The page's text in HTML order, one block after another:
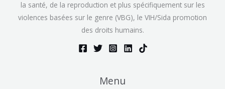
la santé, de la reproduction et plus spécifiquement sur les
violences basées sur le genre (VBG), le VIH/Sida promotion
des droits humains.
Menu